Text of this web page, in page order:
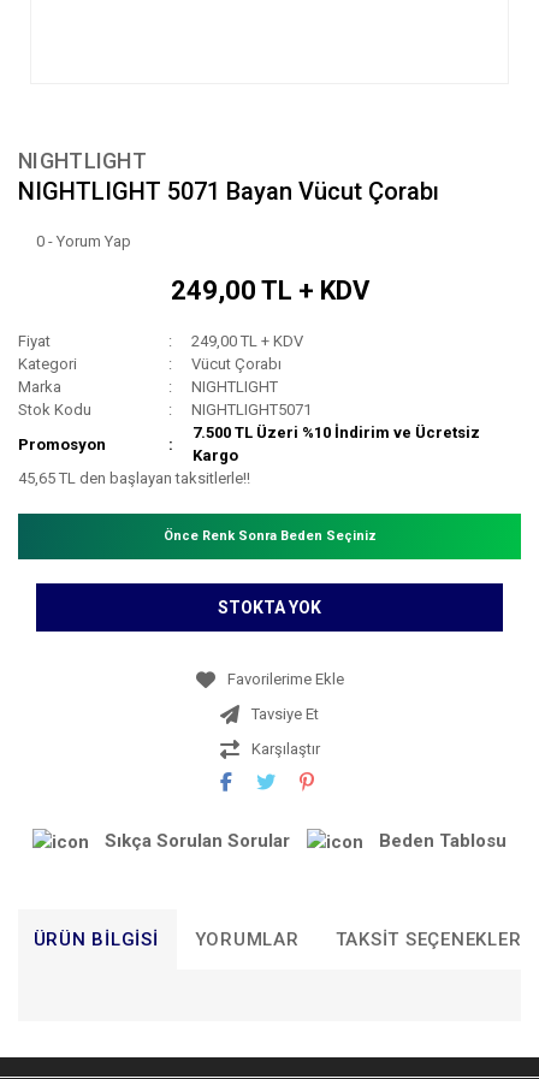
NIGHTLIGHT
NIGHTLIGHT 5071 Bayan Vücut Çorabı
0 - Yorum Yap
249,00 TL + KDV
Fiyat
249,00 TL + KDV
Kategori
Vücut Çorabı
Marka
NIGHTLIGHT
Stok Kodu
NIGHTLIGHT5071
Promosyon
7.500 TL Üzeri %10 İndirim ve Ücretsiz
Kargo
45,65 TL den başlayan taksitlerle!!
Önce Renk Sonra Beden Seçiniz
STOKTA YOK
Tavsiye Et
Karşılaştır
Sıkça Sorulan Sorular Beden Tablosu
ÜRÜN BILGISI YORUMLAR TAKSIT SEÇENEKLERI
Bu ürünün fiyat bilgisi, resim, ürün açıklamalarında ve diğer